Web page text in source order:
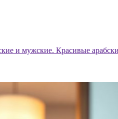
и мужские. Красивые